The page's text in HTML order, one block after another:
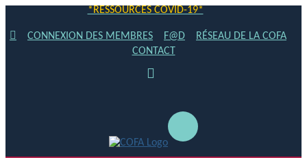
*RESSOURCES COVID-19*
CONNEXION DES MEMBRES F@D
RÉSEAU DE LA COFA
CONTACT